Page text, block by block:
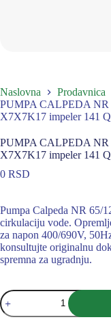
Naslovna Prodavnica
PUMPA CALPEDA NR
X7X7K17 impeler 141
PUMPA CALPEDA NR
X7X7K17 impeler 141
0 RSD
Pumpa Calpeda NR 65/
cirkulaciju vode.
za napon 400/690V,
konsultujte originalnu
spremna za ugradnju.
PUMPA
CALPEDA
NR